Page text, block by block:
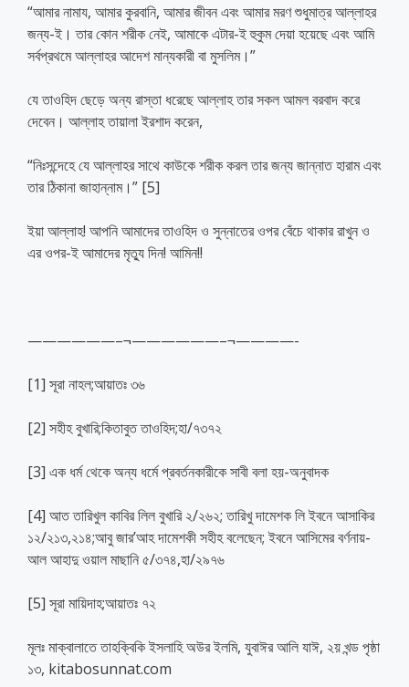
“আমার নামায, আমার কুরবানি, আমার জীবন এবং আমার মরণ শুধুমাত্র আল্লাহর
জন্য-ই। তার কোন শরীক নেই, আমাকে এটার-ই হুকুম দেয়া হয়েছে এবং আমি
সর্বপ্রথমে আল্লাহর আদেশ মান্যকারী বা মুসলিম।”
যে তাওহিদ ছেড়ে অন্য রাস্তা ধরেছে আল্লাহ তার সকল আমল বরবাদ করে
দেবেন। আল্লাহ তায়ালা ইরশাদ করেন,
“নিঃসন্দেহে যে আল্লাহর সাথে কাউকে শরীক করল তার জন্য জান্নাত হারাম এবং
তার ঠিকানা জাহান্নাম।” [5]
ইয়া আল্লাহ! আপনি আমাদের তাওহিদ ও সুন্নাতের ওপর বেঁচে থাকার রাখুন ও
এর ওপর-ই আমাদের মৃত্যু দিন! আমিন!!
——————–¬——————–¬————-
[1] সূরা নাহল;আয়াতঃ ৩৬
[2] সহীহ বুখারি;কিতাবুত তাওহিদ;হা/৭৩৭২
[3] এক ধর্ম থেকে অন্য ধর্মে প্রবর্তনকারীকে সাবী বলা হয়-অনুবাদক
[4] আত তারিখুল কাবির লিল বুখারি ২/২৬২; তারিখু দামেশক লি ইবনে আসাকির
১২/২১৩,২১৪;আবু জার’আহ দামেশকী সহীহ বলেছেন; ইবনে আসিমের বর্ণনায়-
আল আহাদু ওয়াল মাছানি ৫/৩৭৪,হা/২৯৭৬
[5] সূরা মায়িদাহ;আয়াতঃ ৭২
মূলঃ মাক্বালাতে তাহক্বিকি ইসলাহি অউর ইলমি, যুবাঈর আলি যাঈ, ২য় খন্ড পৃষ্ঠা
১৩, kitabosunnat.com